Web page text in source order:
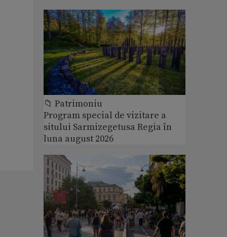
📁 Patrimoniu
Program special de vizitare a
sitului Sarmizegetusa Regia în
luna august 2026